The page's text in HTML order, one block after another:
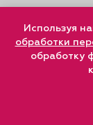
Используя
обработки
обработку